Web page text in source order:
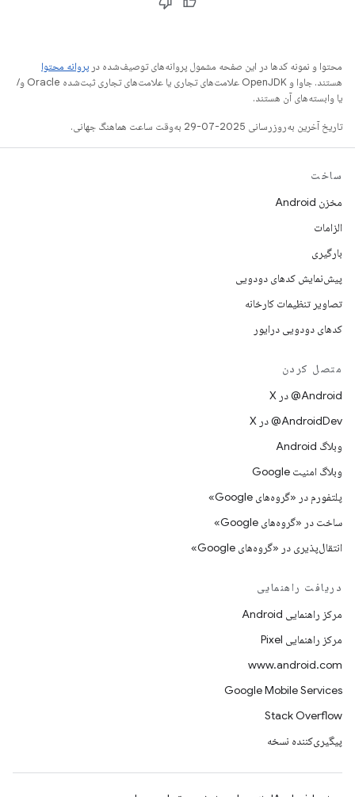
محتوا و نمونه کدها در این صفحه مشمول پروانه‌های توصیف‌شده در پروانه محتوا
هستند. جاوا و OpenJDK علامت‌های تجاری یا علامت‌های تجاری ثبت‌شده Oracle و/
یا وابسته‌های آن هستند.
تاریخ آخرین به‌روزرسانی 2025-07-29 به‌وقت ساعت هماهنگ جهانی.
ساخت
مخزن Android
الزامات
بارگیری
پیش‌نمایش کدهای دودویی
تصاویر تنظیمات کارخانه
کدهای دودویی درایور
متصل کردن
‫‎@Android در X
‫‎@AndroidDev در X
وبلاگ Android
وبلاگ امنیت Google
پلتفورم در «گروه‌های Google»
ساخت در «گروه‌های Google»
انتقال‌پذیری در «گروه‌های Google»
دریافت راهنمایی
مرکز راهنمایی Android
مرکز راهنمایی Pixel
www.android.com
Google Mobile Services
Stack Overflow
پیگیری‌کننده نسخه